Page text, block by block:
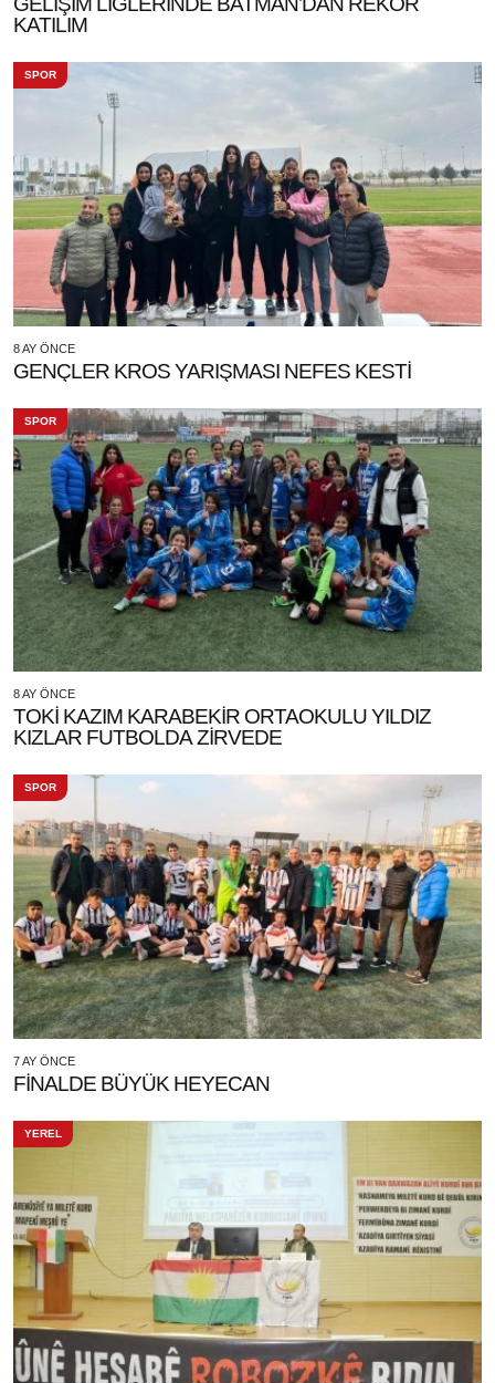
KATILIM
SPOR
8 AY ÖNCE
GENÇLER KROS YARIŞMASI NEFES KESTİ
SPOR
8 AY ÖNCE
TOKİ KAZIM KARABEKİR ORTAOKULU YILDIZ
KIZLAR FUTBOLDA ZİRVEDE
SPOR
7 AY ÖNCE
FİNALDE BÜYÜK HEYECAN
YEREL